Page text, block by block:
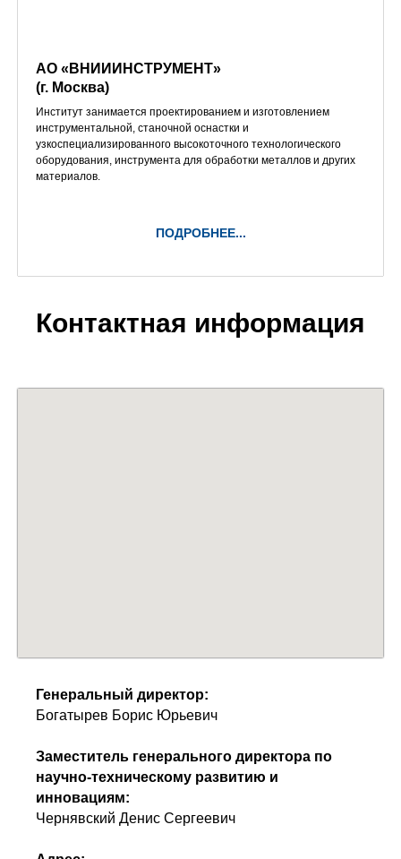
АО «ВНИИИНСТРУМЕНТ»
(г. Москва)
Институт занимается проектированием и изготовлением
инструментальной, станочной оснастки и
узкоспециализированного высокоточного технологического
оборудования, инструмента для обработки металлов и других
материалов.
ПОДРОБНЕЕ...
Контактная информация
Генеральный директор:
Богатырев Борис Юрьевич
Заместитель генерального директора по
научно-техническому развитию и
инновациям:
Чернявский Денис Сергеевич